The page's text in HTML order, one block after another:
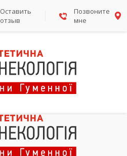
Оставить
отзыв
Позвоните
мне